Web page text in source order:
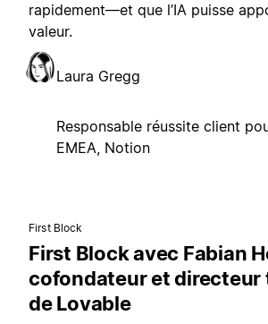
rapidement—et que l’IA puisse
valeur.
Laura Gregg
Responsable réussite client
EMEA, Notion
First Block
First Block avec Fabian
cofondateur et directeur
de Lovable